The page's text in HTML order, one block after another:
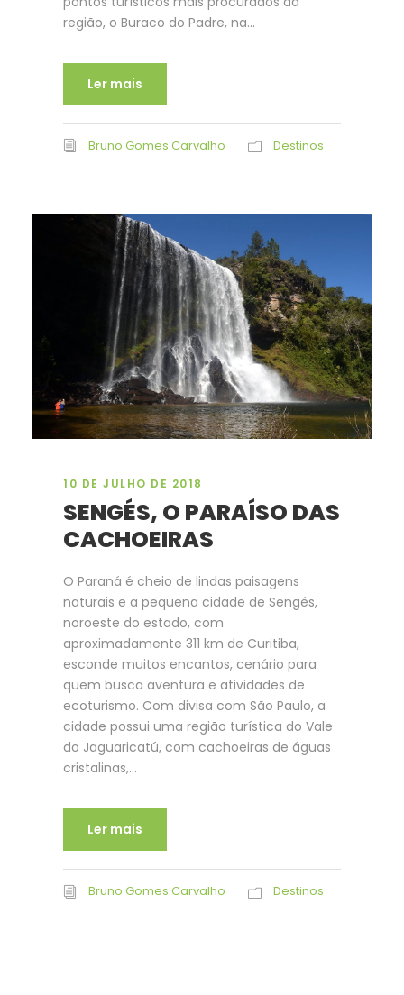
região, o Buraco do Padre, na...
Ler mais
Bruno Gomes Carvalho Destinos
10 DE JULHO DE 2018
SENGÉS, O PARAÍSO DAS
CACHOEIRAS
O Paraná é cheio de lindas paisagens
naturais e a pequena cidade de Sengés,
noroeste do estado, com
aproximadamente 311 km de Curitiba,
esconde muitos encantos, cenário para
quem busca aventura e atividades de
ecoturismo. Com divisa com São Paulo, a
cidade possui uma região turística do Vale
do Jaguaricatú, com cachoeiras de águas
cristalinas,...
Ler mais
Bruno Gomes Carvalho Destinos